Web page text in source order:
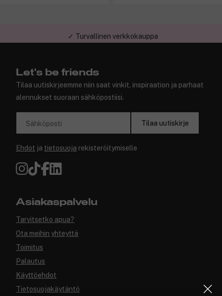
✓ Turvallinen verkkokauppa
Let's be friends
Tilaa uutiskirjeemme niin saat vinkit, inspiraation ja parhaat
alennukset suoraan sähköpostiisi.
Sähköposti Tilaa uutiskirje
Ehdot ja tietosuoja rekisteröitymiselle
Asiakaspalvelu
Tarvitsetko apua?
Ota meihin yhteyttä
Toimitus
Palautus
Käyttöehdot
Tietosuojakäytäntö